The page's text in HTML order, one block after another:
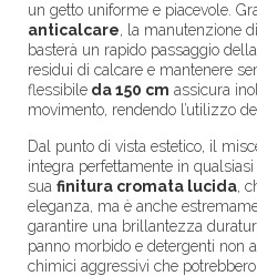
un getto uniforme e piacevole.
anticalcare, la manutenzione
basterà un rapido passaggio
residui di calcare e mantenere
flessibile da 150 cm assicura
movimento, rendendo l’utilizzo
Dal punto di vista estetico, il
integra perfettamente in
sua finitura cromata lucida,
eleganza, ma è anche
garantire una brillantezza
panno morbido e detergenti non
chimici aggressivi che